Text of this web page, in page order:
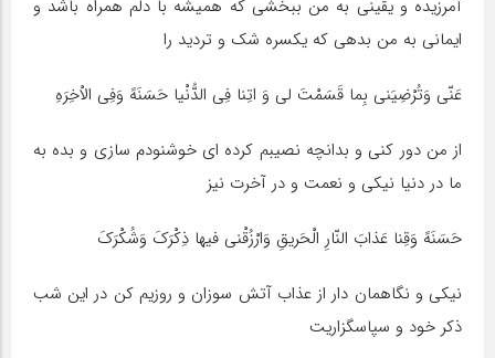
آمرزیده و یقینى به من ببخشى که همیشه با دلم همراه باشد و
ایمانى به من بدهى که یکسره شک و تردید را
عَنّى وَتُرْضِیَنى بِما قَسَمْتَ لى وَ اتِنا فِى الدُّنْیا حَسَنَهً وَفِى الاْخِرَهِ
از من دور کنى و بدانچه نصیبم کرده اى خوشنودم سازى و بده به
ما در دنیا نیکى و نعمت و در آخرت نیز
حَسَنَهً وَقِنا عَذابَ النّارِ الْحَریقِ وَارْزُقْنى فیها ذِکْرَکَ وَشُکْرَکَ
نیکى و نگاهمان دار از عذاب آتش سوزان و روزیم کن در این شب
ذکر خود و سپاسگزاریت